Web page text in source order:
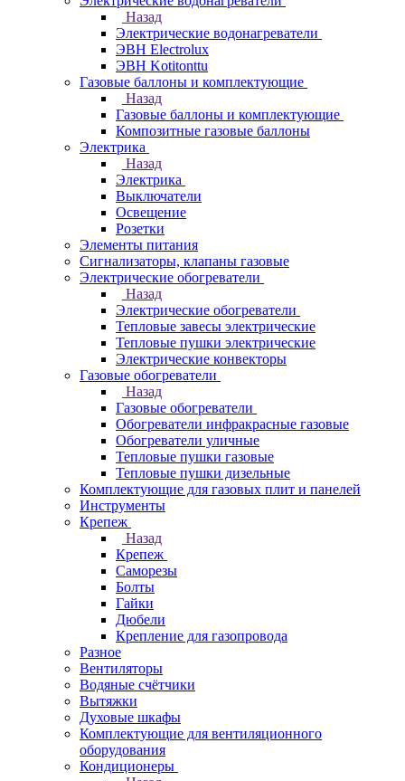
Назад
Электрические водонагреватели
ЭВН Electrolux
ЭВН Kotitonttu
Газовые баллоны и комплектующие
Назад
Газовые баллоны и комплектующие
Композитные газовые баллоны
Электрика
Назад
Электрика
Выключатели
Освещение
Розетки
Элементы питания
Сигнализаторы, клапаны газовые
Электрические обогреватели
Назад
Электрические обогреватели
Тепловые завесы электрические
Тепловые пушки электрические
Электрические конвекторы
Газовые обогреватели
Назад
Газовые обогреватели
Обогреватели инфракрасные газовые
Обогреватели уличные
Тепловые пушки газовые
Тепловые пушки дизельные
Комплектующие для газовых плит и панелей
Инструменты
Крепеж
Назад
Крепеж
Саморезы
Болты
Гайки
Дюбели
Крепление для газопровода
Разное
Вентиляторы
Водяные счётчики
Вытяжки
Духовые шкафы
Комплектующие для вентиляционного
оборудования
Кондиционеры